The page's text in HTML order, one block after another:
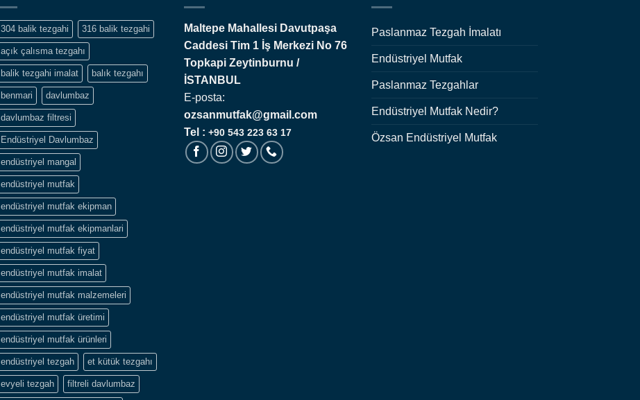
304 balik tezgahi 316 balik tezgahi
açık çalısma tezgahı
balik tezgahi imalat balık tezgahı
benmari davlumbaz
davlumbaz filtresi
Endüstriyel Davlumbaz
endüstriyel mangal
endüstriyel mutfak
endüstriyel mutfak ekipman
endüstriyel mutfak ekipmanlari
endüstriyel mutfak fiyat
endüstriyel mutfak imalat
endüstriyel mutfak malzemeleri
endüstriyel mutfak üretimi
endüstriyel mutfak ürünleri
endüstriyel tezgah et kütük tezgahı
evyeli tezgah filtreli davlumbaz
Maltepe Mahallesi Davutpaşa
Caddesi Tim 1 İş Merkezi No 76
Topkapi Zeytinburnu /
İSTANBUL
E-posta:
ozsanmutfak@gmail.com
Tel : +90 543 223 63 17
Paslanmaz Tezgah İmalatı
Endüstriyel Mutfak
Paslanmaz Tezgahlar
Endüstriyel Mutfak Nedir?
Özsan Endüstriyel Mutfak